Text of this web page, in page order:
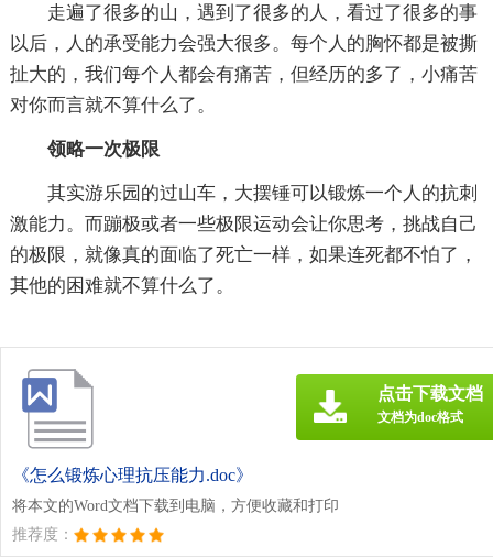
走遍了很多的山，遇到了很多的人，看过了很多的事
以后，人的承受能力会强大很多。每个人的胸怀都是被撕
扯大的，我们每个人都会有痛苦，但经历的多了，小痛苦
对你而言就不算什么了。
领略一次极限
其实游乐园的过山车，大摆锤可以锻炼一个人的抗刺
激能力。而蹦极或者一些极限运动会让你思考，挑战自己
的极限，就像真的面临了死亡一样，如果连死都不怕了，
其他的困难就不算什么了。
《怎么锻炼心理抗压能力.doc》
将本文的Word文档下载到电脑，方便收藏和打印
推荐度：
点击下载文档
文档为doc格式